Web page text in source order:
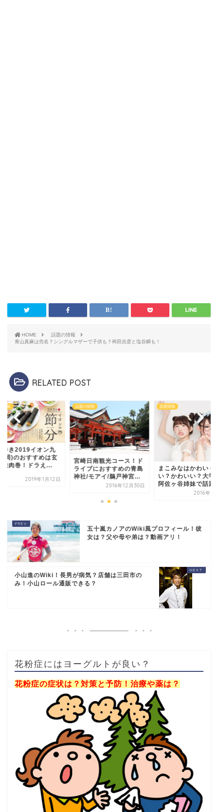
HOME
話題の情報
青山真麻は売名？シングルマザーで子供も？袴田吉彦と塩谷瞬も！
RELATED POST
情報
日南観光コース！ド
ブにおすすめの青島
/モアイ/鵜戸神宮...
芸能情報
まこみなはかわいくな
い？かわいい？大学は？
阿佐ヶ谷姉妹で話題！
福岡の情報
恵方巻き2019イオ
州(福岡)のおすすめ
風館焼肉巻！ドラえ
2019年1
五十嵐カノアのWiki風プロフィール！彼
女は？父や母や弟は？動画アリ！
小山進のWiki！長男が病気？店舗は三田市の
み！小山ロール通販できる？
花粉症にはヨーグルトが良い？
花粉症の症状は？対策と予防！治療や薬は？